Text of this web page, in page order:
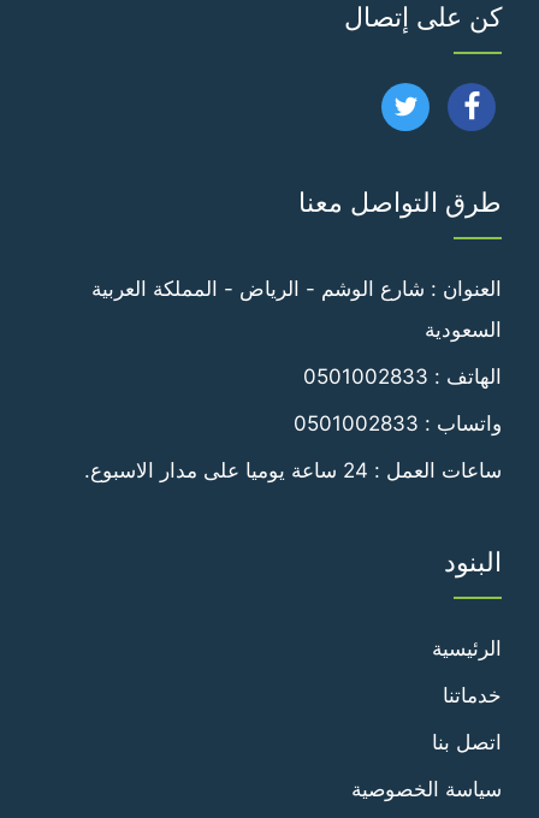
كن على إتصال
تابعنا
فيسبوك
تابعنا
طرق التواصل معنا
العنوان : شارع الوشم - الرياض - المملكة العربية
السعودية
الهاتف : 0501002833
واتساب : 0501002833
ساعات العمل : 24 ساعة يوميا على مدار الاسبوع.
البنود
الرئيسية
خدماتنا
اتصل بنا
سياسة الخصوصية